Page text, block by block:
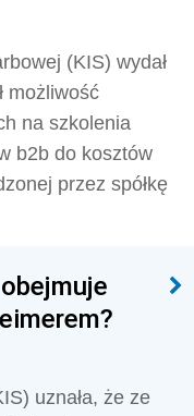
(KIS) wydał
możliwość
na szkolenia
b2b do kosztów
przez spółkę
uznała, że ze